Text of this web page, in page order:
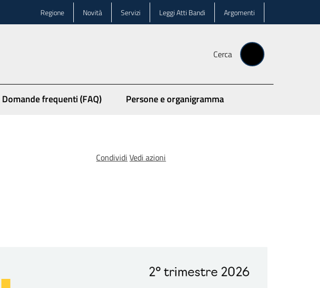
Regione Novità Servizi Leggi Atti Bandi Argomenti
Cerca
Domande frequenti (FAQ) Persone e organigramma
Condividi Vedi azioni